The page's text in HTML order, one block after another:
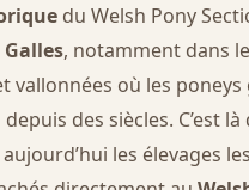
du Welsh Pony
Galles, notamment dans
vallonnées où les poneys
des siècles. C’est là
les élevages